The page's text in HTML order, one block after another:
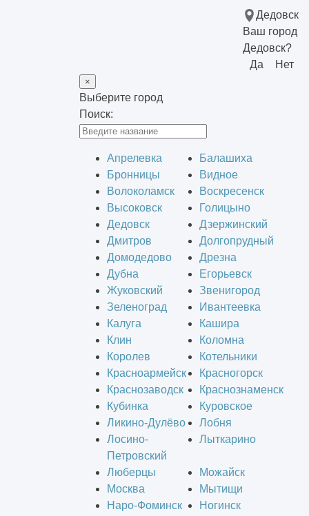
Дедовск
Ваш город
Дедовск?
Да
Нет
×
Выберите город
Поиск:
Апрелевка
Балашиха
Бронницы
Видное
Волоколамск
Воскресенск
Высоковск
Голицыно
Дедовск
Дзержинский
Дмитров
Долгопрудный
Домодедово
Дрезна
Дубна
Егорьевск
Жуковский
Звенигород
Зеленоград
Ивантеевка
Калуга
Кашира
Клин
Коломна
Королев
Котельники
Красноармейск
Красногорск
Краснозаводск
Краснознаменск
Кубинка
Куровское
Ликино-Дулёво
Лобня
Лосино-
Петровский
Лыткарино
Люберцы
Можайск
Москва
Мытищи
Наро-Фоминск
Ногинск